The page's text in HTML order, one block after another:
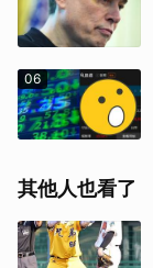
06
其他人也看了